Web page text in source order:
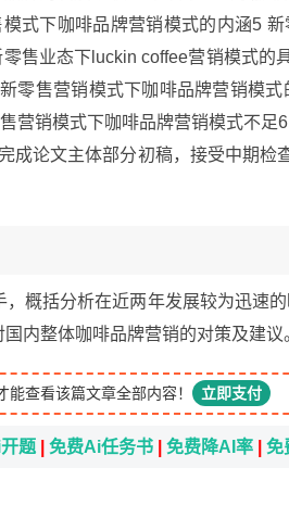
式下咖啡品牌营销模式的内涵5
售业态下luckin coffee营销模式的
零售营销模式下咖啡品牌营销模
营销模式下咖啡品牌营销模式不足
成论文主体部分初稿，接受中期检
概括分析在近两年发展较为迅速
内整体咖啡品牌营销的对策及建议
能查看该篇文章全部内容！ 立即支付
题 免费Ai任务书 免费降AI率 免